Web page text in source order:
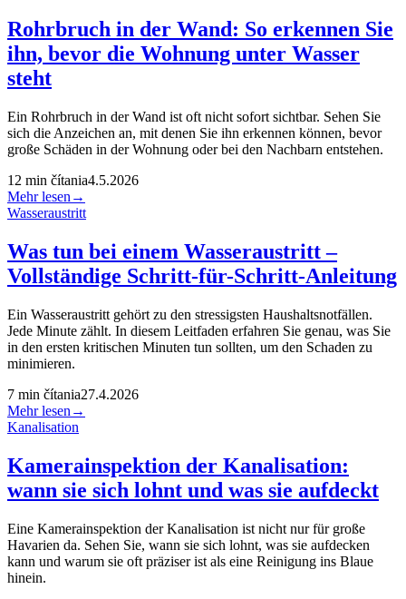
Rohrbruch in der Wand: So erkennen Sie
ihn, bevor die Wohnung unter Wasser
steht
Ein Rohrbruch in der Wand ist oft nicht sofort sichtbar. Sehen Sie
sich die Anzeichen an, mit denen Sie ihn erkennen können, bevor
große Schäden in der Wohnung oder bei den Nachbarn entstehen.
12 min čítania4.5.2026
Mehr lesen →
Wasseraustritt
Was tun bei einem Wasseraustritt –
Vollständige Schritt-für-Schritt-Anleitung
Ein Wasseraustritt gehört zu den stressigsten Haushaltsnotfällen.
Jede Minute zählt. In diesem Leitfaden erfahren Sie genau, was Sie
in den ersten kritischen Minuten tun sollten, um den Schaden zu
minimieren.
7 min čítania27.4.2026
Mehr lesen →
Kanalisation
Kamerainspektion der Kanalisation:
wann sie sich lohnt und was sie aufdeckt
Eine Kamerainspektion der Kanalisation ist nicht nur für große
Havarien da. Sehen Sie, wann sie sich lohnt, was sie aufdecken
kann und warum sie oft präziser ist als eine Reinigung ins Blaue
hinein.